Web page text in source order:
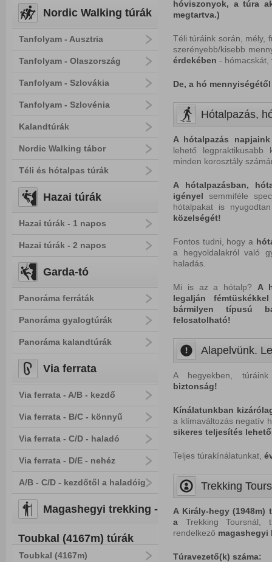
Nordic Walking túrák
Tanfolyam - Ausztria
Tanfolyam - Olaszország
Tanfolyam - Szlovákia
Tanfolyam - Szlovénia
Kalandtúrák
Nordic Walking tábor
Téli és hótalpas túrák
Hazai túrák
Hazai túrák - 1 napos
Hazai túrák - 2 napos
Garda-tó
Panoráma ferráták
Panoráma gyalogtúrák
Panoráma kalandtúrák
Via ferrata
Via ferrata - A/B - kezdő
Via ferrata - B/C - könnyű
Via ferrata - C/D - haladó
Via ferrata - D/E - nehéz
A/B - C/D - kezdőtől a haladóig
Magashegyi trekking -
Toubkal (4167m) túrák
Toubkal (4167m)
hóviszonyok, a túra
megtartva.)
Téli túráink során, mély,
szerényebb/kisebb
érdekében - hómacskát,
De, a hó
Hótalpazás,
A hótalpazás
lehető legpraktikusabb
minden korosztály
A
hótalpazásban,
igényel semmiféle
hótalpakat is
közelségét!
Fontos tudni, hogy a
a hegyoldalakról való
haladás.
Mi is az a hótalp? A
legalján
bármilyen típusú
felcsatolható!
Alapelvünk.
A hegyekben,
biztonság!
Kínálatunkban
a klímaváltozás negatív
sikeres teljesítés
Teljes túrakínálatunkat,
Trekking
A Király-hegy
a Trekking Toursnál,
rendelkező magashegyi
Túravezető(k) száma: